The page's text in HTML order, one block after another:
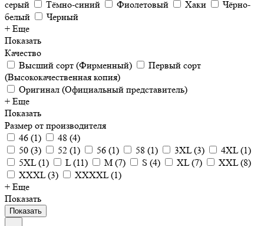
серый Тёмно-синий Фиолетовый Хаки
Чёрно-
белый
Черный
+ Еще
Показать
Качество
Высший сорт (Фирменный)
Первый сорт
(Высококачественная копия)
Оригинал (Официальный представитель)
+ Еще
Показать
Размер от производителя
46 (1) 48 (4)
50 (3) 52 (1) 56 (1) 58 (1) 3XL(3) 4XL(1)
5XL(1) L(11) M (7) S (4) XL(7) XXL(8)
XXXL(3) XXXXL(1)
+ Еще
Показать
Показать